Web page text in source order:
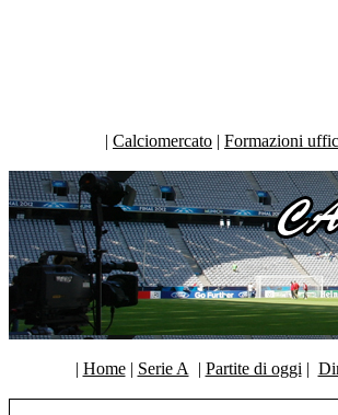
| Calciomercato | Formazioni
| Home| Serie A | Partite di oggi |